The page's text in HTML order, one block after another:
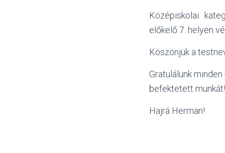
Középiskolai
előkelő 7. helyen
Köszönjük a
Gratulálunk
befektetett munkát!
Hajrá Herman!